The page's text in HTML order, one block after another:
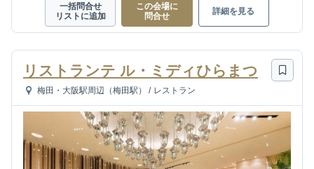
一括問合せ
リストに追加
この会場に
問合せ
詳細を見る
リストランテ ル・ミディひらまつ
梅田・大阪駅周辺（梅田駅） / レストラン